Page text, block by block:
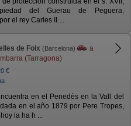
del Guerau de Peguera,
el rey Carles II ...
de Foix (Barcelona)
a
(Tarragona)
€
en el Penedès en la Vall del
en el año 1879 por Pere Tropes,
la ha h ...